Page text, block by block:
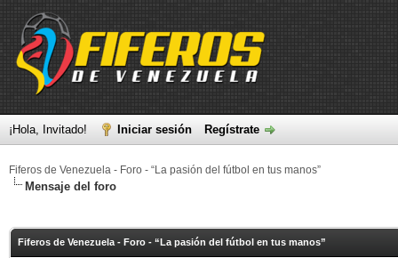
¡Hola, Invitado! Iniciar sesión Regístrate
Fiferos de Venezuela - Foro - “La pasión del fútbol en tus manos”
Mensaje del foro
Fiferos de Venezuela - Foro - “La pasión del fútbol en tus manos”